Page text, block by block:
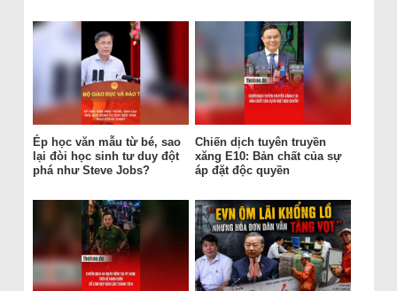
Ép học văn mẫu từ bé, sao
lại đòi học sinh tư duy đột
phá như Steve Jobs?
Chiến dịch tuyên truyền
xăng E10: Bản chất của sự
áp đặt độc quyền